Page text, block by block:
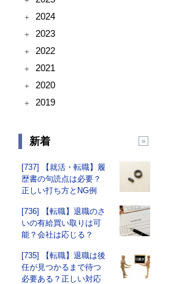
+ 2024
+ 2023
+ 2022
+ 2021
+ 2020
+ 2019
新着
[737] 【就活・転職】履
歴書の句読点は必要？
正しい打ち方とNG例
[736] 【転職】退職のさ
いの有給買い取りは可
能？会社は応じる？
[735] 【転職】退職は後
任が見つかるまで待つ
必要ある？正しい対応